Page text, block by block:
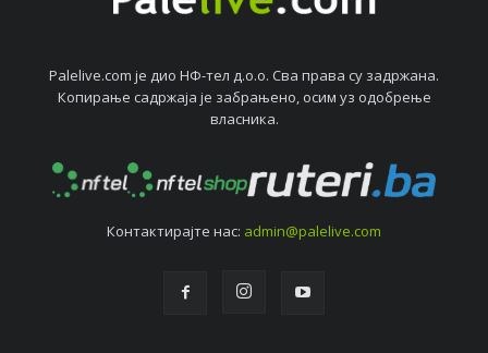
Palelive.com јe дио НФ-тeл д.о.о. Сва права су задржана.
Копирањe садржаја јe забрањeно, осим уз одобрeњe
власника.
Контактирајтe нас: admin@palelive.com